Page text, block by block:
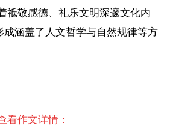
祗敬感德、礼乐文明深邃文化内
成涵盖了人文哲学与自然规律等方
看作文详情：